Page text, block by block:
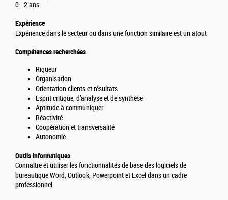
0 - 2 ans
Expérience
Expérience dans le secteur ou dans une fonction similaire est un atout
Compétences recherchées
Rigueur
Organisation
Orientation clients et résultats
Esprit critique, d’analyse et de synthèse
Aptitude à communiquer
Réactivité
Coopération et transversalité
Autonomie
Outils informatiques
Connaître et utiliser les fonctionnalités de base des logiciels de
bureautique Word, Outlook, Powerpoint et Excel dans un cadre
professionnel